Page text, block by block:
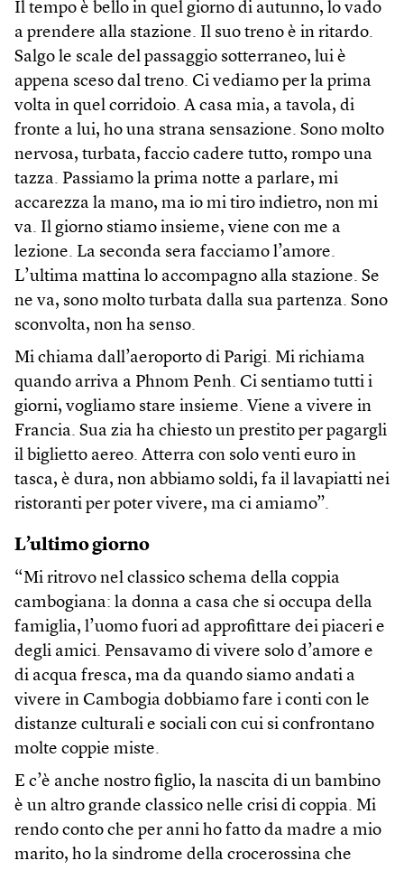
Il tempo è bello in quel giorno di autunno, lo vado
a prendere alla stazione. Il suo treno è in ritardo.
Salgo le scale del passaggio sotterraneo, lui è
appena sceso dal treno. Ci vediamo per la prima
volta in quel corridoio. A casa mia, a tavola, di
fronte a lui, ho una strana sensazione. Sono molto
nervosa, turbata, faccio cadere tutto, rompo una
tazza. Passiamo la prima notte a parlare, mi
accarezza la mano, ma io mi tiro indietro, non mi
va. Il giorno stiamo insieme, viene con me a
lezione. La seconda sera facciamo l’amore.
L’ultima mattina lo accompagno alla stazione. Se
ne va, sono molto turbata dalla sua partenza. Sono
sconvolta, non ha senso.
Mi chiama dall’aeroporto di Parigi. Mi richiama
quando arriva a Phnom Penh. Ci sentiamo tutti i
giorni, vogliamo stare insieme. Viene a vivere in
Francia. Sua zia ha chiesto un prestito per pagargli
il biglietto aereo. Atterra con solo venti euro in
tasca, è dura, non abbiamo soldi, fa il lavapiatti nei
ristoranti per poter vivere, ma ci amiamo”.
L’ultimo giorno
“Mi ritrovo nel classico schema della coppia
cambogiana: la donna a casa che si occupa della
famiglia, l’uomo fuori ad approfittare dei piaceri e
degli amici. Pensavamo di vivere solo d’amore e
di acqua fresca, ma da quando siamo andati a
vivere in Cambogia dobbiamo fare i conti con le
distanze culturali e sociali con cui si confrontano
molte coppie miste.
E c’è anche nostro figlio, la nascita di un bambino
è un altro grande classico nelle crisi di coppia. Mi
rendo conto che per anni ho fatto da madre a mio
marito, ho la sindrome della crocerossina che